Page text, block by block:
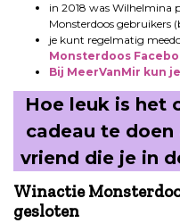
in 2018 was Wilhelmina
Monsterdoos gebruikers
je kunt regelmatig
Monsterdoos
Bij MeerVanMir kun
Hoe leuk is het
cadeau te
vriend die je in
Winactie
gesloten